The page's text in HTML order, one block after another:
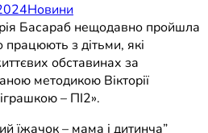
Новини
Басараб нещодавно пройшла
працюють з дітьми, які
обставинах за
методикою Вікторії
– ПІ2».
їжачок – мама і дитинча”